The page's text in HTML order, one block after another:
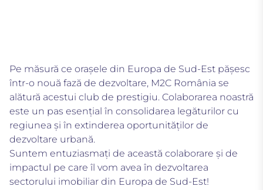
Pe măsură ce orașele din Europa de Sud-Est pășesc
într-o nouă fază de dezvoltare, M2C România se
alătură acestui club de prestigiu. Colaborarea noastră
este un pas esențial în consolidarea legăturilor cu
regiunea și în extinderea oportunităților de
dezvoltare urbană.
Suntem entuziasmați de această colaborare și de
impactul pe care îl vom avea în dezvoltarea
sectorului imobiliar din Europa de Sud-Est!